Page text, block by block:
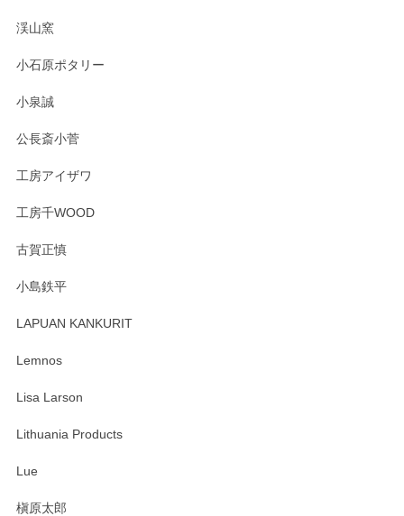
淡いグリーンのカラーがとても可愛いです❤️ ありがとうござ
す。 素敵な湯呑みでとても気に入りました。 発送も早く、
たm(_)m
います。無事に届いたようで安心いたしまし
渓山窯
小石原ポタリー
小泉誠
公長斎小菅
工房アイザワ
工房千WOOD
古賀正慎
小島鉄平
LAPUAN KANKURIT
Lemnos
Lisa Larson
Lithuania Products
Lue
槇原太郎